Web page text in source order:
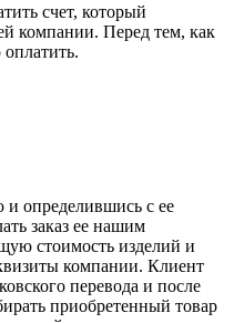
счет, который
компании. Перед тем, как
оплатить.
определившись с ее
заказ ее нашим
стоимость изделий и
компании. Клиент
перевода и после
приобретенный товар